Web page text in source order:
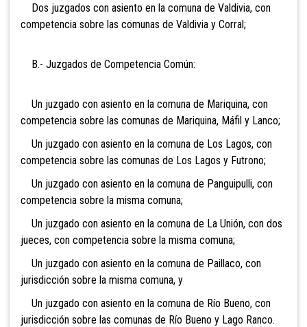
Dos juzgados con asiento en la comuna de Valdivia, con
competencia sobre las comunas de Valdivia y Corral;
B.- Juzgados de Competencia Común:
Un juzgado con asiento en la comuna de Mariquina, con
competencia sobre las comunas de Mariquina, Máfil y Lanco;
Un juzgado con asiento en la comuna de Los Lagos, con
competencia sobre las comunas de Los Lagos y Futrono;
Un juzgado con asiento en la comuna de Panguipulli, con
competencia sobre la misma comuna;
Un juzgado con asiento en la comuna de La Unión, con dos
jueces, con competencia sobre la misma comuna;
Un juzgado con asiento en la comuna de Paillaco, con
jurisdicción sobre la misma comuna, y
Un juzgado con asiento en la comuna de Río Bueno, con
jurisdicción sobre las comunas de Río Bueno y Lago Ranco.